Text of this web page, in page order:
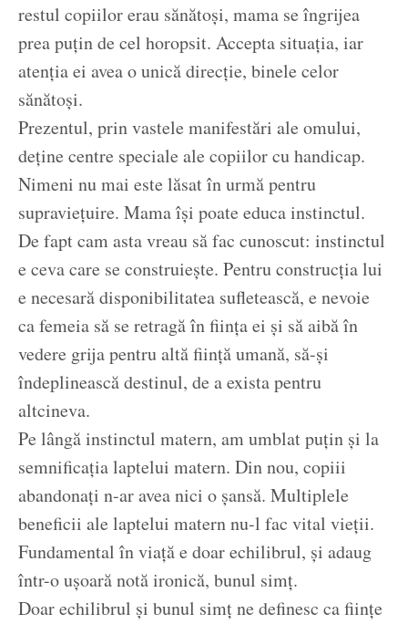
restul copiilor erau sănătoși, mama se îngrijea
prea puțin de cel horopsit. Accepta situația, iar
atenția ei avea o unică direcție, binele celor
sănătoși.
Prezentul, prin vastele manifestări ale omului,
deține centre speciale ale copiilor cu handicap.
Nimeni nu mai este lăsat în urmă pentru
supraviețuire. Mama își poate educa instinctul.
De fapt cam asta vreau să fac cunoscut: instinctul
e ceva care se construiește. Pentru construcția lui
e necesară disponibilitatea sufletească, e nevoie
ca femeia să se retragă în ființa ei și să aibă în
vedere grija pentru altă ființă umană, să-și
îndeplinească destinul, de a exista pentru
altcineva.
Pe lângă instinctul matern, am umblat puțin și la
semnificația laptelui matern. Din nou, copiii
abandonați n-ar avea nici o șansă. Multiplele
beneficii ale laptelui matern nu-l fac vital vieții.
Fundamental în viață e doar echilibrul, și adaug
într-o ușoară notă ironică, bunul simț.
Doar echilibrul și bunul simț ne definesc ca ființe